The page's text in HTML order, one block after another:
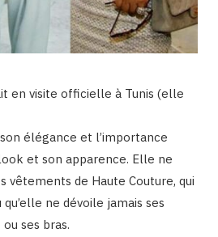
en visite officielle à Tunis (elle
élégance et l’importance
et son apparence. Elle ne
vêtements de Haute Couture, qui
ne dévoile jamais ses
ses bras.